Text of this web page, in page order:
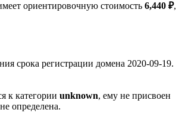
ориентировочную стоимость 6,440 ₽,
срока регистрации домена 2020-09-19.
к категории unknown, ему не присвоен
определена.